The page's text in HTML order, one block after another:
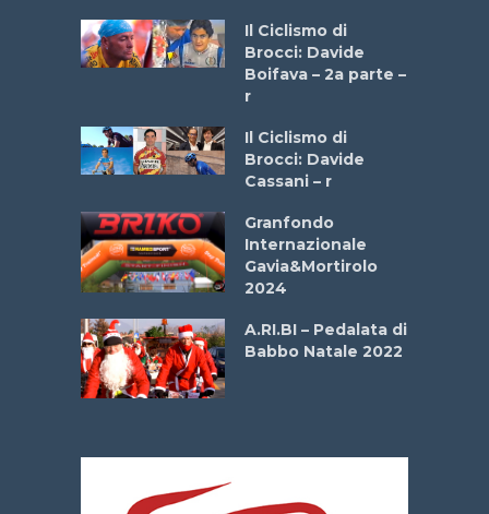
Il Ciclismo di
Brocci: Davide
Boifava – 2a parte –
r
Il Ciclismo di
Brocci: Davide
Cassani – r
Granfondo
Internazionale
Gavia&Mortirolo
2024
A.RI.BI – Pedalata di
Babbo Natale 2022